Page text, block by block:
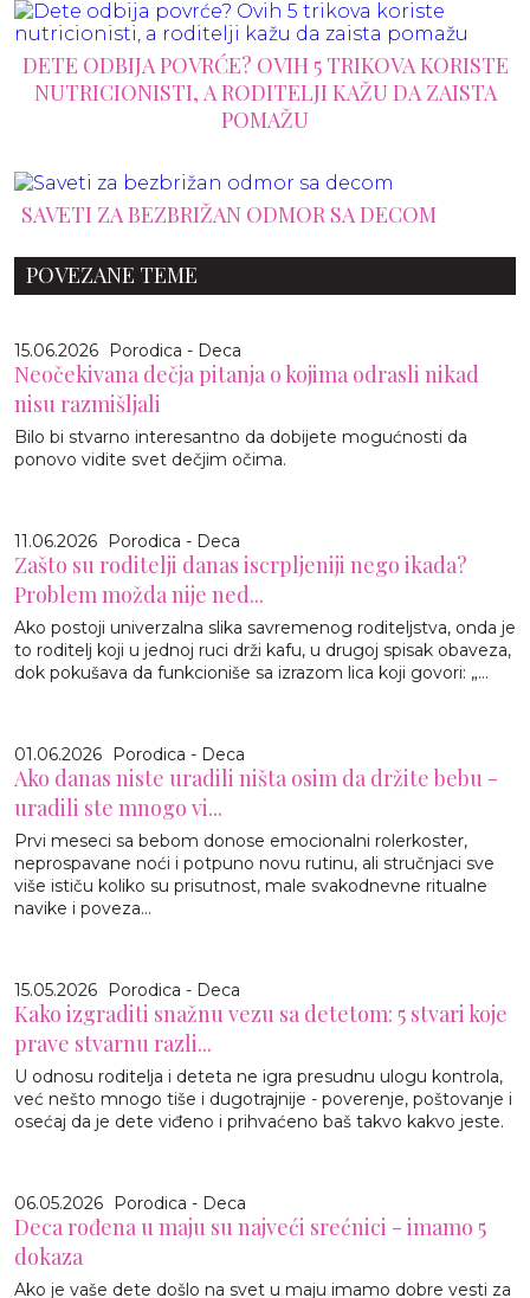
DETE ODBIJA POVRĆE? OVIH 5 TRIKOVA KORISTE
NUTRICIONISTI, A RODITELJI KAŽU DA ZAISTA
POMAŽU
SAVETI ZA BEZBRIŽAN ODMOR SA DECOM
POVEZANE TEME
15.06.2026 Porodica - Deca
Neočekivana dečja pitanja o kojima odrasli nikad
nisu razmišljali
Bilo bi stvarno interesantno da dobijete mogućnosti da
ponovo vidite svet dečjim očima.
11.06.2026 Porodica - Deca
Zašto su roditelji danas iscrpljeniji nego ikada?
Problem možda nije ned...
Ako postoji univerzalna slika savremenog roditeljstva, onda je
to roditelj koji u jednoj ruci drži kafu, u drugoj spisak obaveza,
dok pokušava da funkcioniše sa izrazom lica koji govori: „...
01.06.2026 Porodica - Deca
Ako danas niste uradili ništa osim da držite bebu -
uradili ste mnogo vi...
Prvi meseci sa bebom donose emocionalni rolerkoster,
neprospavane noći i potpuno novu rutinu, ali stručnjaci sve
više ističu koliko su prisutnost, male svakodnevne ritualne
navike i poveza...
15.05.2026 Porodica - Deca
Kako izgraditi snažnu vezu sa detetom: 5 stvari koje
prave stvarnu razli...
U odnosu roditelja i deteta ne igra presudnu ulogu kontrola,
već nešto mnogo tiše i dugotrajnije - poverenje, poštovanje i
osećaj da je dete viđeno i prihvaćeno baš takvo kakvo jeste.
06.05.2026 Porodica - Deca
Deca rođena u maju su najveći srećnici - imamo 5
dokaza
Ako je vaše dete došlo na svet u maju imamo dobre vesti za